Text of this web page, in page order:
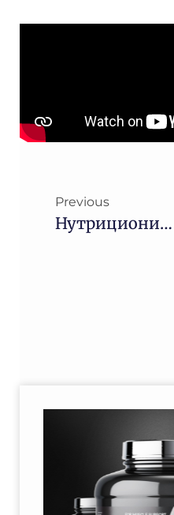
Previous
Нутриционистот И Фитнес Тренер Ивица Јанев: „Најлоша Е Комбинацијата Од Мезе И Алкохол, Диетите Со Нејадење Го Нарушуваат Здравјето“